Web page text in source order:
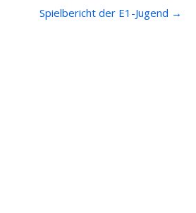
Spielbericht der E1-Jugend →